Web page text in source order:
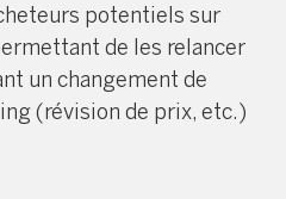
potentiels sur
de les relancer
un changement de
(révision de prix, etc.)